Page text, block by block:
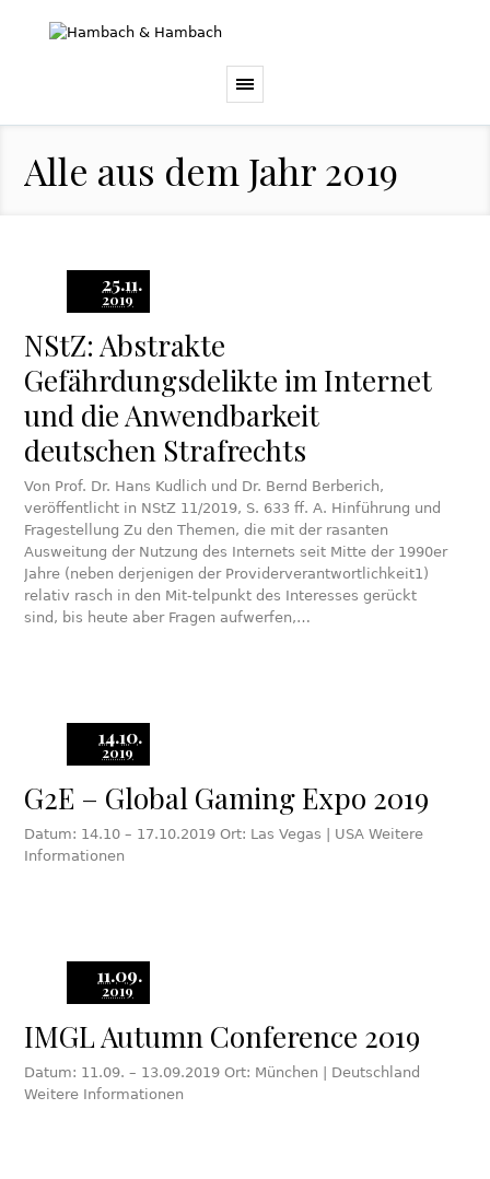
Alle aus dem Jahr 2019
25.11.
2019
NStZ: Abstrakte
Gefährdungsdelikte im Internet
und die Anwendbarkeit
deutschen Strafrechts
Von Prof. Dr. Hans Kudlich und Dr. Bernd Berberich,
veröffentlicht in NStZ 11/2019, S. 633 ff. A. Hinführung und
Fragestellung Zu den Themen, die mit der rasanten
Ausweitung der Nutzung des Internets seit Mitte der 1990er
Jahre (neben derjenigen der Providerverantwortlichkeit1)
relativ rasch in den Mit-telpunkt des Interesses gerückt
sind, bis heute aber Fragen aufwerfen,…
14.10.
2019
G2E – Global Gaming Expo 2019
Datum: 14.10 – 17.10.2019 Ort: Las Vegas | USA Weitere
Informationen
11.09.
2019
IMGL Autumn Conference 2019
Datum: 11.09. – 13.09.2019 Ort: München | Deutschland
Weitere Informationen